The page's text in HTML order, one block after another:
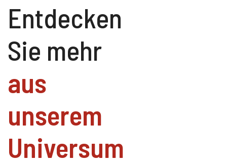
Entdecken
Sie mehr
aus
unserem
Universum